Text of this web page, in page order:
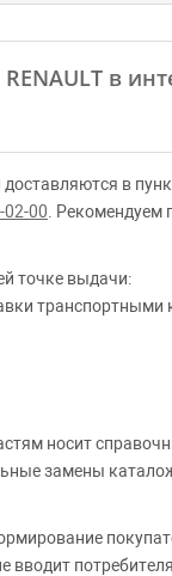
в
в
00 . Рекомендуем
точке выдачи:
носит
замены